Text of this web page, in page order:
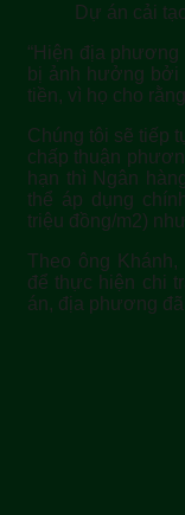
Dự án cải
“Hiện địa
bị ảnh hưởng
tiền, vì họ cho
Chúng tôi sẽ tiếp
chấp thuận
hạn thì Ngân
thể áp dụng
triệu đồng/m2)
Theo ông
để thực hiện chi
án, địa phương